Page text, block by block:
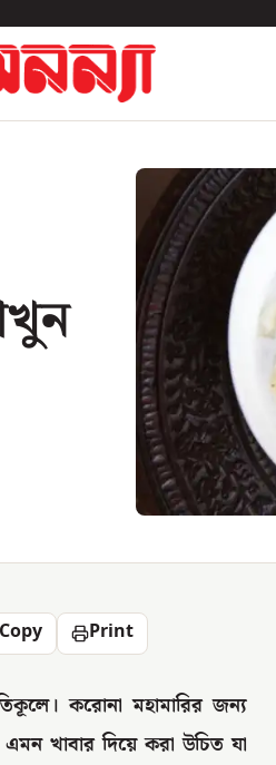
Copy Print
করোনা মহামারির জন্য
খাবার দিয়ে করা উচিত যা